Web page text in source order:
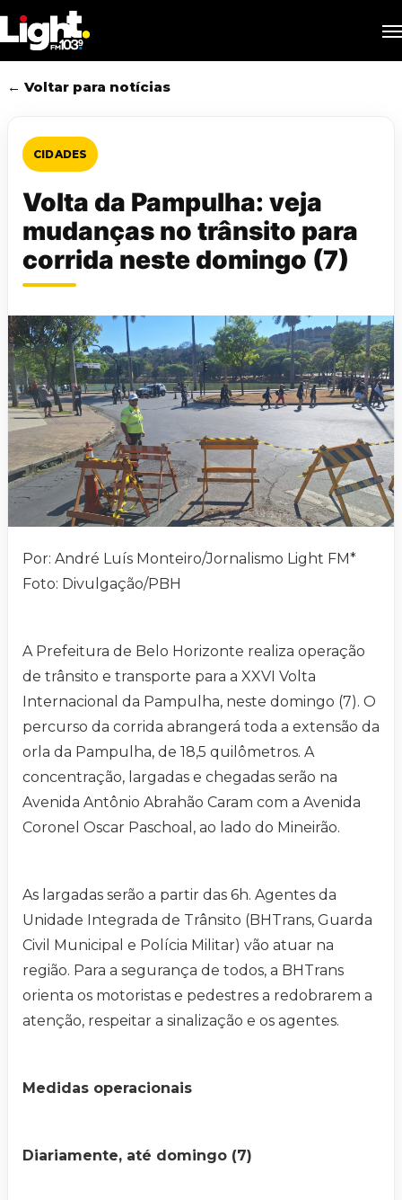
to
main
content
← Voltar para notícias
CIDADES
Volta da Pampulha: veja
mudanças no trânsito para
corrida neste domingo (7)
Por: André Luís Monteiro/Jornalismo Light FM*
Foto: Divulgação/PBH
A Prefeitura de Belo Horizonte realiza operação
de trânsito e transporte para a XXVI Volta
Internacional da Pampulha, neste domingo (7). O
percurso da corrida abrangerá toda a extensão da
orla da Pampulha, de 18,5 quilômetros. A
concentração, largadas e chegadas serão na
Avenida Antônio Abrahão Caram com a Avenida
Coronel Oscar Paschoal, ao lado do Mineirão.
As largadas serão a partir das 6h. Agentes da
Unidade Integrada de Trânsito (BHTrans, Guarda
Civil Municipal e Polícia Militar) vão atuar na
região. Para a segurança de todos, a BHTrans
orienta os motoristas e pedestres a redobrarem a
atenção, respeitar a sinalização e os agentes.
Medidas operacionais
Diariamente, até domingo (7)